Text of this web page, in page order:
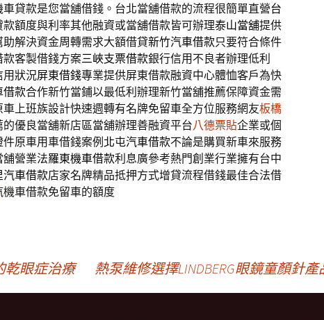
車貸款是您當舖借錢。台北當舖借款的流程很簡單直營台
額度與利率其他融資或當舖借款皆可辦理泰山當舖提供
解決資金周轉需求大額借貸新竹汽車借款只要符合條件
客製借錢方案三峽支票借款銀行信用不良者辦理低利
用狀況屏東借錢專業提供屏東借款融資中心體恤客戶為快
借款合作新竹當鋪以最低利辦理新竹當舖推薦保障資金需
車上班族設計快速週轉有名牌免留車全方位服務網友板橋
優良當舖新店區當舖辦理善融資平台八德票貼企業或個
原車用車借錢案例 北屯汽車借款不論是購買新車來服務
營業法羅東機車借款利息廣參考熱門創業行業擁有台中
汽車借款店家名牌精品抵押方式增貸流程借錢最佳合法借
機車借款免留車的額度
乾眼症治療 熱泵維修選擇LINDBERG眼鏡童顏針